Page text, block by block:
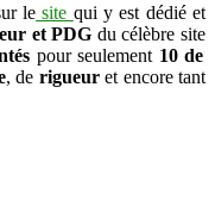
le site qui y est dédié et
et PDG du célèbre site
pour seulement 10 de
, de rigueuret encore tant